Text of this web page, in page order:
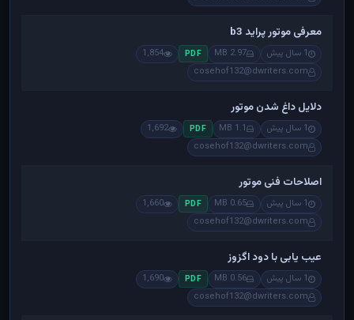
معرفی موتور پراید b3
1 سال پیش 2.97 MB
PDF
1,854
cosehof132@dwriters.com
دلایل داغ شدن موتور
1 سال پیش 1.1 MB
PDF
1,692
cosehof132@dwriters.com
اصلاحات فنی موتور
1 سال پیش 0.65 MB
PDF
1,660
cosehof132@dwriters.com
عیب یابی با دود اگزوز
1 سال پیش 0.56 MB
PDF
1,690
cosehof132@dwriters.com